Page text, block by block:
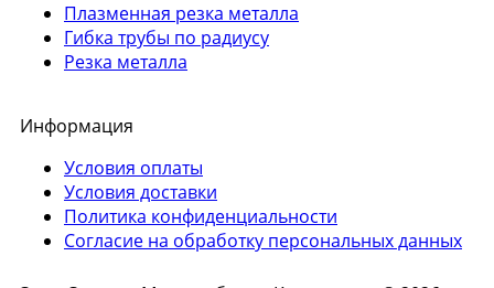
Плазменная резка металла
Гибка трубы по радиусу
Резка металла
Информация
Условия оплаты
Условия доставки
Политика конфиденциальности
Согласие на обработку персональных данных